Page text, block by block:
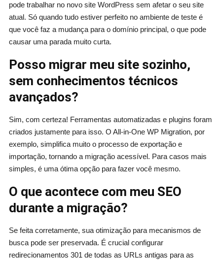
pode trabalhar no novo site WordPress sem afetar o seu site
atual. Só quando tudo estiver perfeito no ambiente de teste é
que você faz a mudança para o domínio principal, o que pode
causar uma parada muito curta.
Posso migrar meu site sozinho,
sem conhecimentos técnicos
avançados?
Sim, com certeza! Ferramentas automatizadas e plugins foram
criados justamente para isso. O All-in-One WP Migration, por
exemplo, simplifica muito o processo de exportação e
importação, tornando a migração acessível. Para casos mais
simples, é uma ótima opção para fazer você mesmo.
O que acontece com meu SEO
durante a migração?
Se feita corretamente, sua otimização para mecanismos de
busca pode ser preservada. É crucial configurar
redirecionamentos 301 de todas as URLs antigas para as